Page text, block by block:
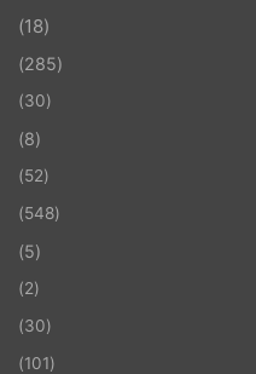
(18)
(285)
(30)
(8)
(52)
(548)
(5)
(2)
(30)
(101)